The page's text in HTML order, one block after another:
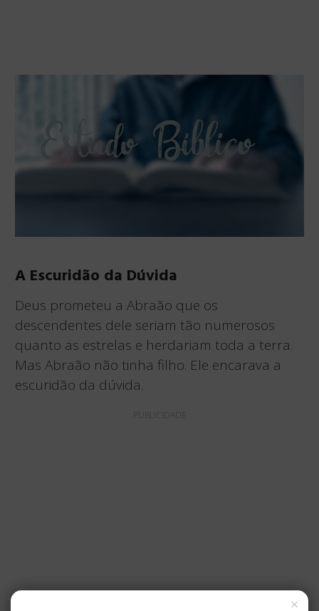
A Escuridão da Dúvida
Deus prometeu a Abraão que os
descendentes dele seriam tão numerosos
quanto as estrelas e herdariam toda a terra.
Mas Abraão não tinha filho. Ele encarava a
escuridão da dúvida.
PUBLICIDADE
×